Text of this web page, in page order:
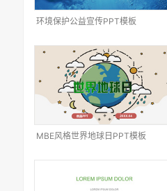
环境保护公益宣传PPT模板
MBE风格世界地球日PPT模板